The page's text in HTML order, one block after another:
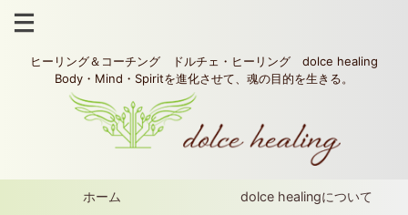
ヒーリング＆コーチング ドルチェ・ヒーリング dolce healing
Body・Mind・Spiritを進化させて、魂の目的を生きる。
ホーム dolce healingについて